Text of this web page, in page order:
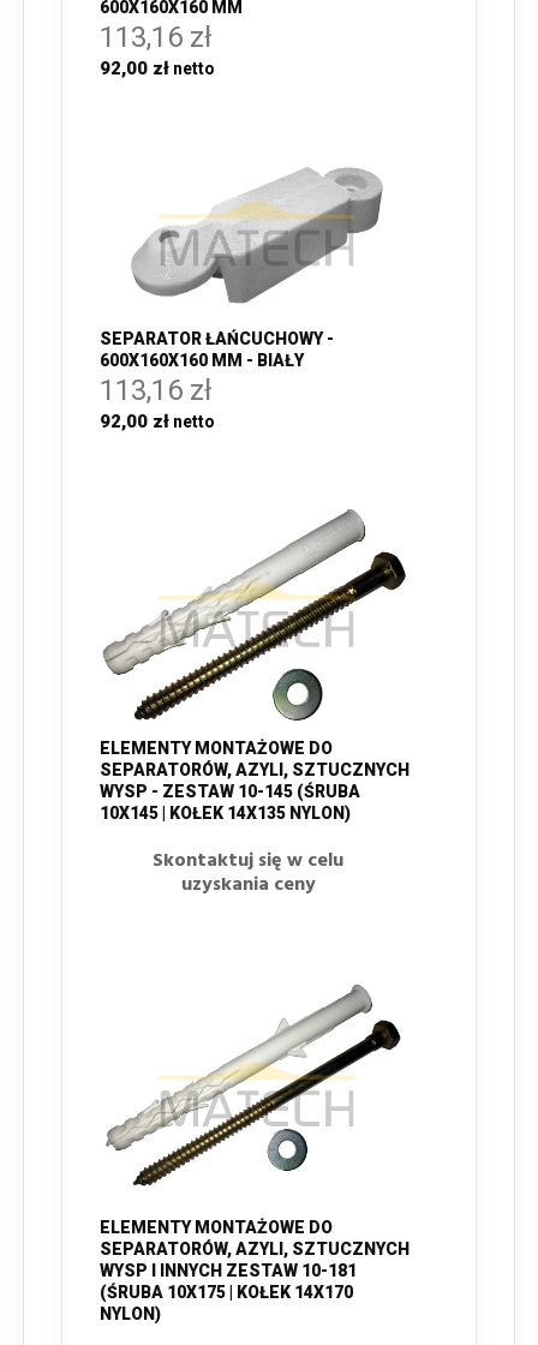
600X160X160 MM
113,16 zł
92,00 zł
SEPARATOR ŁAŃCUCHOWY -
600X160X160 MM - BIAŁY
113,16 zł
92,00 zł
ELEMENTY MONTAŻOWE DO
SEPARATORÓW, AZYLI, SZTUCZNYCH
WYSP - ZESTAW 10-145 (ŚRUBA
10X145 | KOŁEK 14X135 NYLON)
Skontaktuj się w celu
uzyskania ceny
ELEMENTY MONTAŻOWE DO
SEPARATORÓW, AZYLI, SZTUCZNYCH
WYSP I INNYCH ZESTAW 10-181
(ŚRUBA 10X175 | KOŁEK 14X170
NYLON)